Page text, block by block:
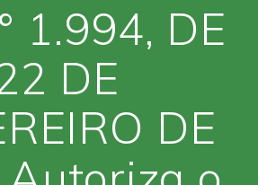
1.994, DE
DE
DE